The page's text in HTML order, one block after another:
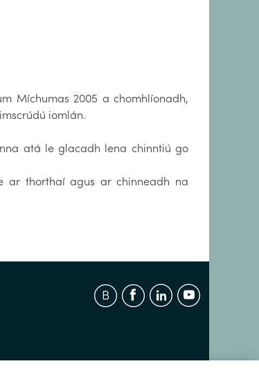
Míchumas 2005 a chomhlíonadh,
iomlán.
atá le glacadh lena chinntiú go
ar thorthaí agus ar chinneadh na